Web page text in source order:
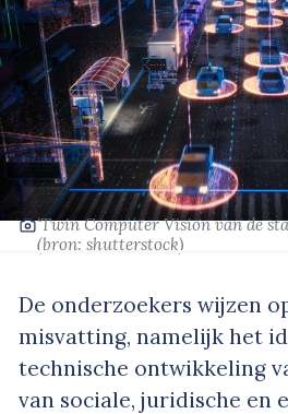
‘Twin Computer Vision van de
(bron: shutterstock)
De onderzoekers wijzen
misvatting, namelijk het
technische ontwikkeling
van sociale, juridische en